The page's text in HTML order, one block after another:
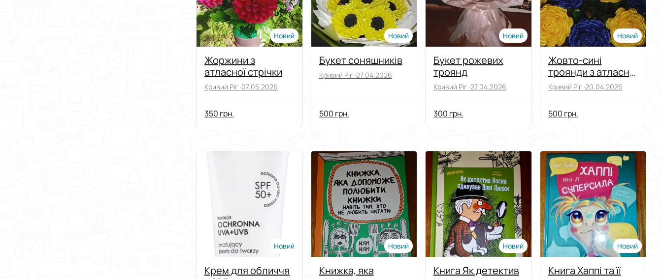
Новий
Жоржини з
атласної стрічки
Кривий Ріг ·07.05.2026
350 грн.
Новий
Букет соняшників
Кривий Ріг ·27.04.2026
500 грн.
Новий
Букет рожевих
троянд
Кривий Ріг ·27.04.2026
300 грн.
Новий
Жовто-сині
троянди з атласної
стрічки
Кривий Ріг ·20.04.2026
500 грн.
Новий
Крем для обличчя
Новий
Книжка, яка
Новий
Книга Як детектив
Новий
Книга Хаппі та її